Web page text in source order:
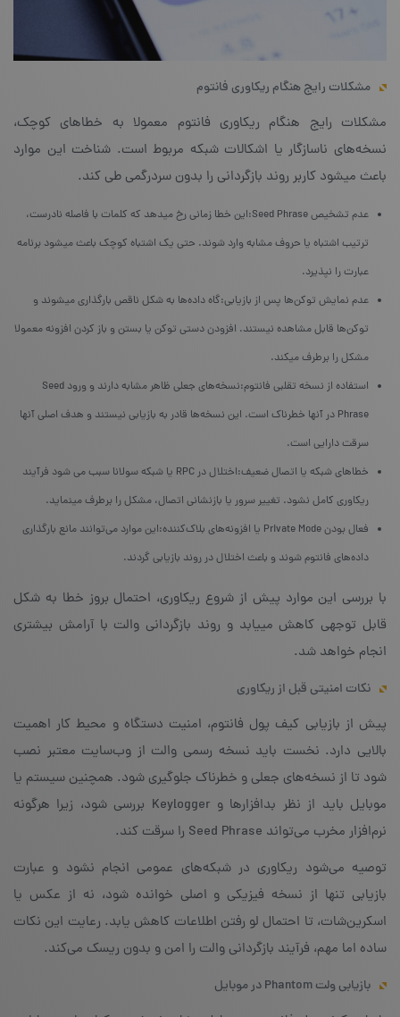
مشکلات رایج هنگام ریکاوری فانتوم
مشکلات رایج هنگام ریکاوری فانتوم معمولا به خطاهای کوچک،
نسخه‌های ناسازگار یا اشکالات شبکه مربوط است. شناخت این موارد
باعث میشود کاربر روند بازگردانی را بدون سردرگمی طی کند.
عدم تشخیص Seed Phrase:این خطا زمانی رخ میدهد که کلمات با فاصله نادرست،
ترتیب اشتباه یا حروف مشابه وارد شوند. حتی یک اشتباه کوچک باعث میشود برنامه
عبارت را نپذیرد.
عدم نمایش توکن‌ها پس از بازیابی:گاه داده‌ها به شکل ناقص بارگذاری میشوند و
توکن‌ها قابل مشاهده نیستند. افزودن دستی توکن یا بستن و باز کردن افزونه معمولا
مشکل را برطرف میکند.
استفاده از نسخه تقلبی فانتوم:نسخه‌های جعلی ظاهر مشابه دارند و ورود Seed
Phrase در آنها خطرناک است. این نسخه‌ها قادر به بازیابی نیستند و هدف اصلی آنها
سرقت دارایی است.
خطاهای شبکه یا اتصال ضعیف:اختلال در RPC یا شبکه سولانا سبب می شود فرآیند
ریکاوری کامل نشود. تغییر سرور یا بازنشانی اتصال، مشکل را برطرف مینماید.
فعال بودن Private Mode یا افزونه‌های بلاک‌کننده:این موارد می‌توانند مانع بارگذاری
داده‌های فانتوم شوند و باعث اختلال در روند بازیابی گردند.
با بررسی این موارد پیش از شروع ریکاوری، احتمال بروز خطا به شکل
قابل توجهی کاهش مییابد و روند بازگردانی والت با آرامش بیشتری
انجام خواهد شد.
نکات امنیتی قبل از ریکاوری
پیش از بازیابی کیف پول فانتوم، امنیت دستگاه و محیط کار اهمیت
بالایی دارد. نخست باید نسخه رسمی والت از وب‌سایت معتبر نصب
شود تا از نسخه‌های جعلی و خطرناک جلوگیری شود. همچنین سیستم یا
موبایل باید از نظر بدافزارها و Keylogger بررسی شود، زیرا هرگونه
نرم‌افزار مخرب می‌تواند Seed Phrase را سرقت کند.
توصیه می‌شود ریکاوری در شبکه‌های عمومی انجام نشود و عبارت
بازیابی تنها از نسخه فیزیکی و اصلی خوانده شود، نه از عکس یا
اسکرین‌شات، تا احتمال لو رفتن اطلاعات کاهش یابد. رعایت این نکات
ساده اما مهم، فرآیند بازگردانی والت را امن و بدون ریسک می‌کند.
بازیابی ولت Phantom در موبایل